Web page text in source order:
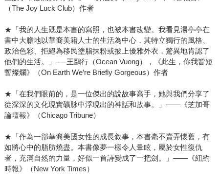
（The Joy Luck Club）作者
★「我的人生既是本書的寫照，也被本書改變。我看見湯亭亭在
書中大膽地以華裔美籍人士的生活為中心，其特立獨行的風格、
政治色彩、拒絕為移民塗脂抹粉或披上優雅外衣，驚異地肯認了
他們的生活。」──王鷗行（Ocean Vuong），《此生，你我皆短
暫燦爛》（On Earth We’re Briefly Gorgeous）作者
★「在我們眼前的，是一位傑出的說故事高手，她與我們分享了
從深深的文化現實礦脉中浮現出的神話和故事。」——《芝加哥
論壇報》（Chicago Tribune）
★「作為一部華裔美國女性的成長敘事，本書毫不賣弄懷舊，有
如將心中的脂肪燒盡。本書像夢一樣令人暈眩，屬於女性復仇
者，充滿自然的力量，好似一首詩變成了一把劍。」——《紐約
時報》（New York Times）